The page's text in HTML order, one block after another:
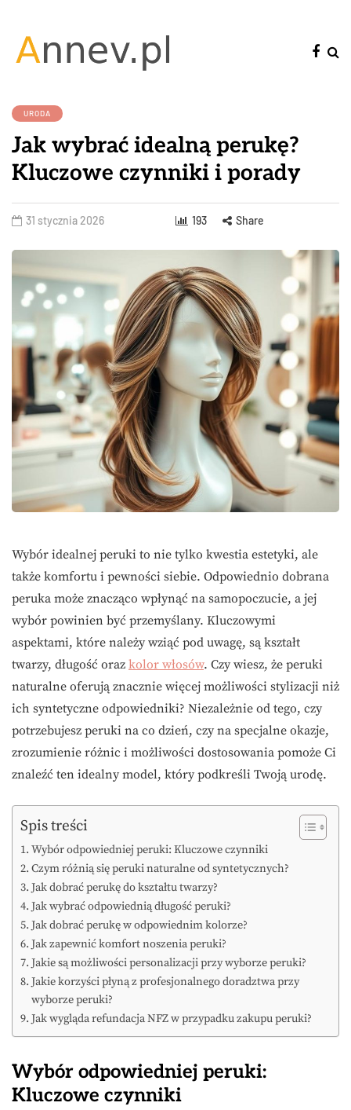
URODA
Jak wybrać idealną perukę?
Kluczowe czynniki i porady
31 stycznia 2026 193 Share
Wybór idealnej peruki to nie tylko kwestia estetyki, ale
także komfortu i pewności siebie. Odpowiednio dobrana
peruka może znacząco wpłynąć na samopoczucie, a jej
wybór powinien być przemyślany. Kluczowymi
aspektami, które należy wziąć pod uwagę, są kształt
twarzy, długość oraz kolor włosów. Czy wiesz, że peruki
naturalne oferują znacznie więcej możliwości stylizacji niż
ich syntetyczne odpowiedniki? Niezależnie od tego, czy
potrzebujesz peruki na co dzień, czy na specjalne okazje,
zrozumienie różnic i możliwości dostosowania pomoże Ci
znaleźć ten idealny model, który podkreśli Twoją urodę.
Spis treści
Wybór odpowiedniej peruki: Kluczowe czynniki
Czym różnią się peruki naturalne od syntetycznych?
Jak dobrać perukę do kształtu twarzy?
Jak wybrać odpowiednią długość peruki?
Jak dobrać perukę w odpowiednim kolorze?
Jak zapewnić komfort noszenia peruki?
Jakie są możliwości personalizacji przy wyborze peruki?
Jakie korzyści płyną z profesjonalnego doradztwa przy
wyborze peruki?
Jak wygląda refundacja NFZ w przypadku zakupu peruki?
Wybór odpowiedniej peruki:
Kluczowe czynniki